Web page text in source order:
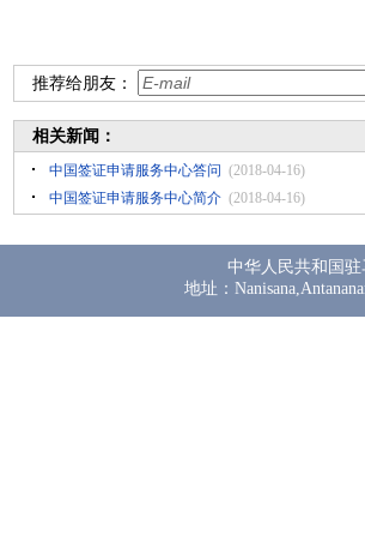
推荐给朋友：
相关新闻：
中国签证申请服务中心答问 (2018-04-16)
中国签证申请服务中心简介 (2018-04-16)
中华人民共和国
地址：